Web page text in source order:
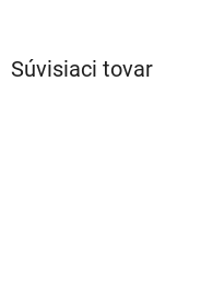
Súvisiaci tovar